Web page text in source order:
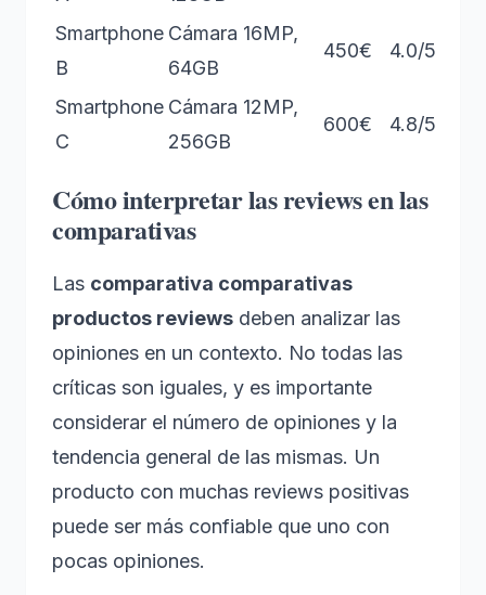
Smartphone
B
Cámara 16MP,
64GB
450€ 4.0/5
Smartphone
C
Cámara 12MP,
256GB
600€ 4.8/5
Cómo interpretar las reviews en las
comparativas
Las comparativa comparativas
productos reviews deben analizar las
opiniones en un contexto. No todas las
críticas son iguales, y es importante
considerar el número de opiniones y la
tendencia general de las mismas. Un
producto con muchas reviews positivas
puede ser más confiable que uno con
pocas opiniones.